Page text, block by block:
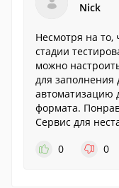
Nick
Несмотря на то,
стадии
можно
для
автоматизацию
формата.
Сервис для
0
0